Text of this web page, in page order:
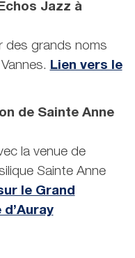
Jazz à
des grands noms
Lien vers le
de Sainte Anne
la venue de
Sainte Anne
le Grand